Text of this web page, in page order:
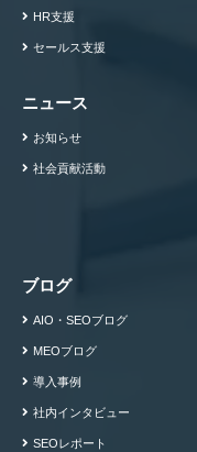
HR支援
セールス支援
ニュース
お知らせ
社会貢献活動
ブログ
AIO・SEOブログ
MEOブログ
導入事例
社内インタビュー
SEOレポート